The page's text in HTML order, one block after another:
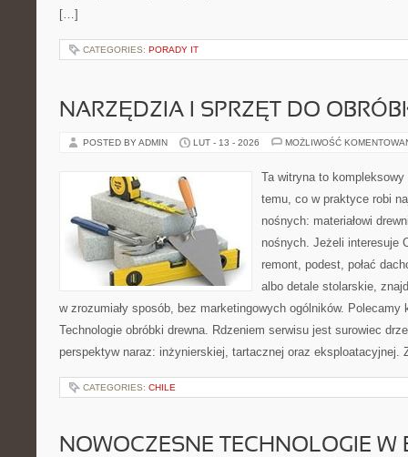
[…]
CATEGORIES: PORADY IT
NARZĘDZIA I SPRZĘT DO
POSTED BY ADMIN LUT - 13 - 2026 MOŻLIWOŚĆ
Ta witryna to
temu, co w praktyce robi
nośnych: materiałowi
nośnych. Jeżeli interesuje
remont, podest, połać
albo detale stolarskie,
w zrozumiały sposób, bez marketingowych ogólników. Polecamy
Technologie obróbki drewna. Rdzeniem serwisu jest surowiec
perspektyw naraz: inżynierskiej, tartacznej oraz
CATEGORIES: CHILE
NOWOCZESNE TECHNOLOGIE W